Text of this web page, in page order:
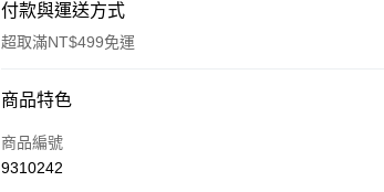
付款與運送方式
超取滿NT$499免運
付款方式
信用卡一次付款
商品特色
商品編號
9310242